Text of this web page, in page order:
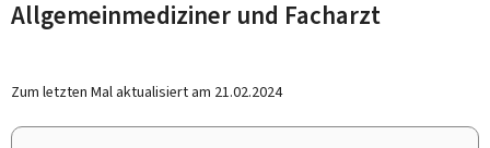
actif
Allgemeinmediziner und Facharzt
Zum letzten Mal aktualisiert am 21.02.2024